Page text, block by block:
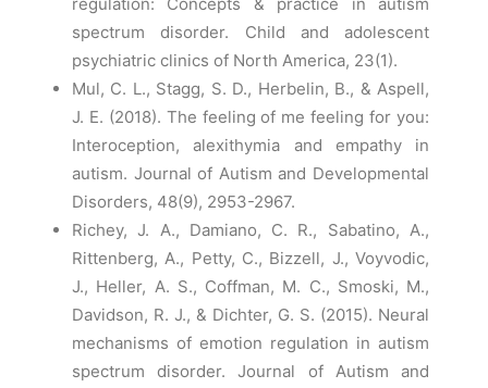
spectrum disorder. Child and adolescent
psychiatric clinics of North America, 23(1).
Mul, C. L., Stagg, S. D., Herbelin, B., & Aspell,
J. E. (2018). The feeling of me feeling for you:
Interoception, alexithymia and empathy in
autism. Journal of Autism and Developmental
Disorders, 48(9), 2953-2967.
Richey, J. A., Damiano, C. R., Sabatino, A.,
Rittenberg, A., Petty, C., Bizzell, J., Voyvodic,
J., Heller, A. S., Coffman, M. C., Smoski, M.,
Davidson, R. J., & Dichter, G. S. (2015). Neural
mechanisms of emotion regulation in autism
spectrum disorder. Journal of Autism and